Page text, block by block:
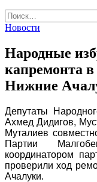
Найти:
Новости
Народные
капремонта
Нижние
Депутаты
Ахмед Дидигов,
Муталиев
Партии
координатором
проверили ход
Ачалуки.